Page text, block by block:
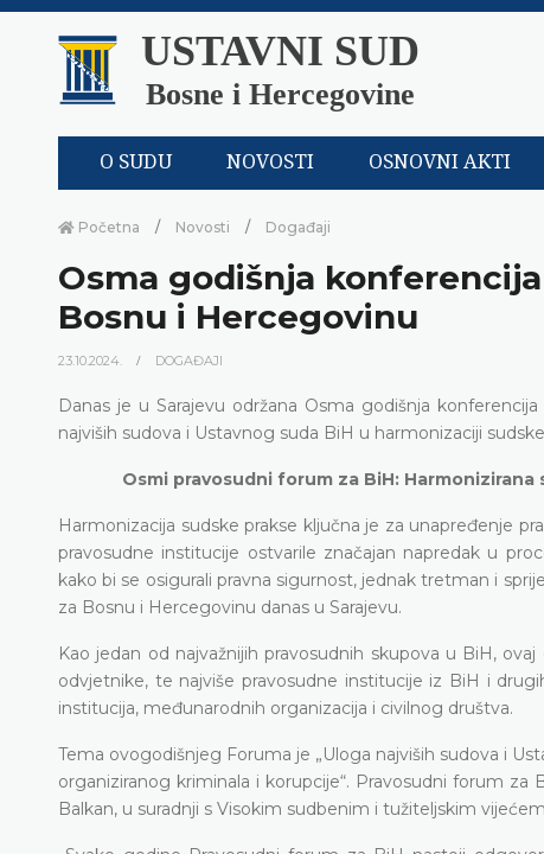
USTAVNI SUD
Bosne i Hercegovine
O SUDU NOVOSTI OSNOVNI AKTI
Početna Novosti Događaji
Osma godišnja
Bosnu i Hercegovinu
23.10.2024. DOGAĐAJI
Danas je u Sarajevu održana Osma godišnja
najviših sudova i Ustavnog suda BiH u harmonizaciji
Osmi pravosudni forum za BiH:
Harmonizacija sudske prakse ključna je za unapređenje
pravosudne institucije ostvarile značajan napredak u
kako bi se osigurali pravna sigurnost, jednak tretman i
za Bosnu i Hercegovinu danas u Sarajevu.
Kao jedan od najvažnijih pravosudnih skupova u BiH,
odvjetnike, te najviše pravosudne institucije iz BiH i
institucija, međunarodnih organizacija i civilnog društva.
Tema ovogodišnjeg Foruma je „Uloga najviših sudova i
organiziranog kriminala i korupcije“. Pravosudni forum
Balkan, u suradnji s Visokim sudbenim i tužiteljskim